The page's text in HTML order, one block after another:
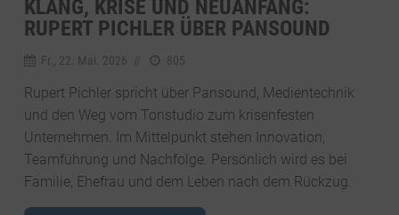
KLANG, KRISE UND NEUANFANG:
RUPERT PICHLER ÜBER PANSOUND
Fr., 22. Mai. 2026 805
Rupert Pichler spricht über Pansound, Medientechnik
und den Weg vom Tonstudio zum krisenfesten
Unternehmen. Im Mittelpunkt stehen Innovation,
Teamführung und Nachfolge. Persönlich wird es bei
Familie, Ehefrau und dem Leben nach dem Rückzug.